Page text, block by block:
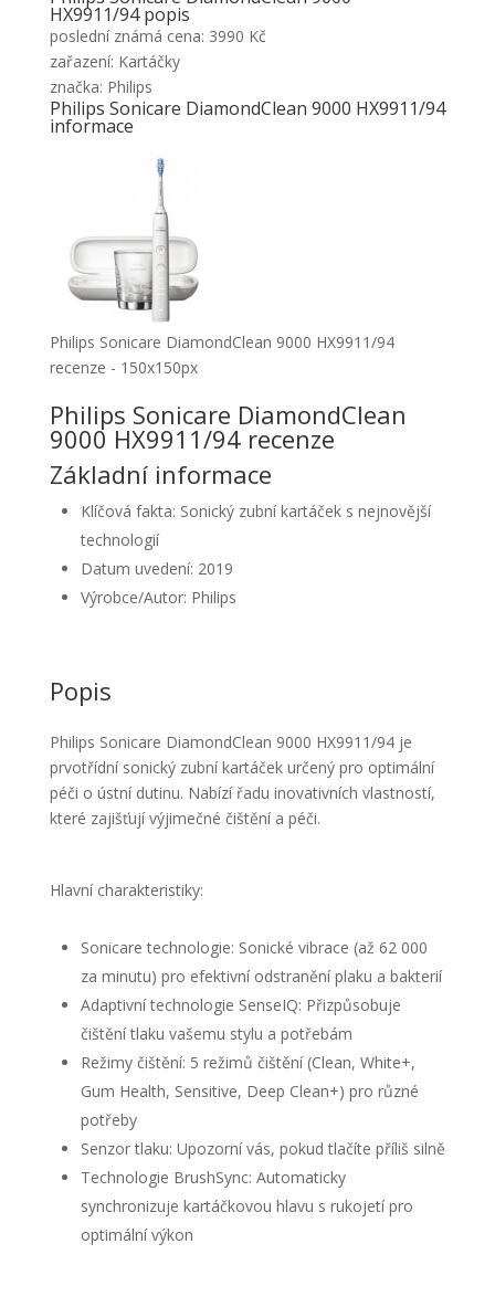
HX9911/94 popis
poslední známá cena: 3990 Kč
zařazení: Kartáčky
značka: Philips
Philips Sonicare DiamondClean 9000 HX9911/94
informace
Philips Sonicare DiamondClean 9000 HX9911/94
recenze - 150x150px
Philips Sonicare DiamondClean
9000 HX9911/94 recenze
Základní informace
Klíčová fakta: Sonický zubní kartáček s nejnovější
technologií
Datum uvedení: 2019
Výrobce/Autor: Philips
Popis
Philips Sonicare DiamondClean 9000 HX9911/94 je
prvotřídní sonický zubní kartáček určený pro optimální
péči o ústní dutinu. Nabízí řadu inovativních vlastností,
které zajišťují výjimečné čištění a péči.
Hlavní charakteristiky:
Sonicare technologie: Sonické vibrace (až 62 000
za minutu) pro efektivní odstranění plaku a bakterií
Adaptivní technologie SenseIQ: Přizpůsobuje
čištění tlaku vašemu stylu a potřebám
Režimy čištění: 5 režimů čištění (Clean, White+,
Gum Health, Sensitive, Deep Clean+) pro různé
potřeby
Senzor tlaku: Upozorní vás, pokud tlačíte příliš silně
Technologie BrushSync: Automaticky
synchronizuje kartáčkovou hlavu s rukojetí pro
optimální výkon